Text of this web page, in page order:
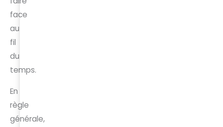
face
au
fil
du
temps.
En
règle
générale,